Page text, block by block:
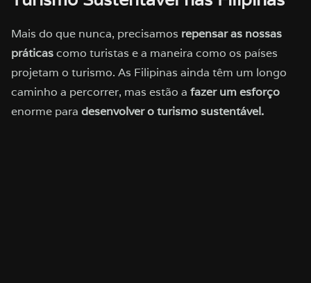
Mais do que nunca, precisamos repensar as nossas
práticascomo turistas e a maneira como os países
projetam o turismo. As Filipinas ainda têm um longo
caminho a percorrer, mas estão a fazer um esforço
enorme para desenvolver o turismo sustentável.